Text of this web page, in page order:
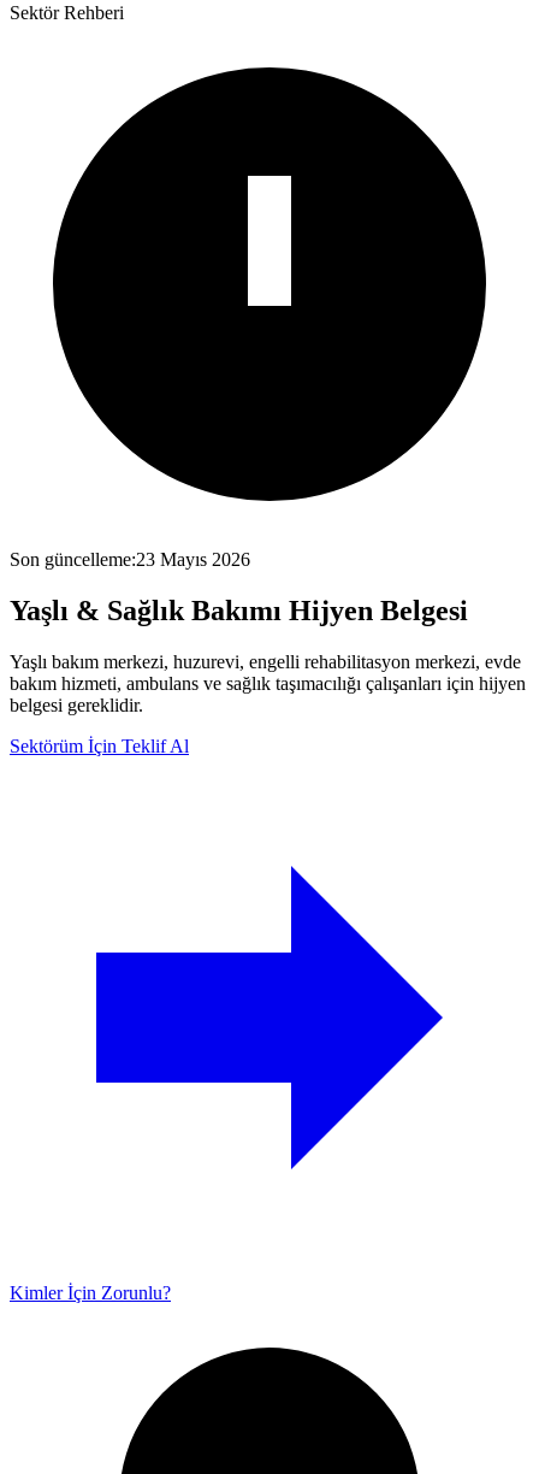
Sektör Rehberi
Son güncelleme:23 Mayıs 2026
Yaşlı & Sağlık Bakımı Hijyen Belgesi
Yaşlı bakım merkezi, huzurevi, engelli rehabilitasyon merkezi, evde
bakım hizmeti, ambulans ve sağlık taşımacılığı çalışanları için hijyen
belgesi gereklidir.
Sektörüm İçin Teklif Al
Kimler İçin Zorunlu?